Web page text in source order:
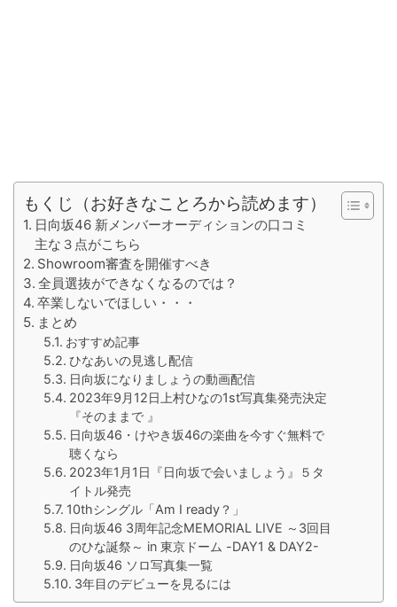
もくじ（お好きなことろから読めます）
日向坂46 新メンバーオーディションの口コミ
主な３点がこちら
Showroom審査を開催すべき
全員選抜ができなくなるのでは？
卒業しないでほしい・・・
まとめ
おすすめ記事
ひなあいの見逃し配信
日向坂になりましょうの動画配信
2023年9月12日上村ひなの1st写真集発売決定
『そのままで 』
日向坂46・けやき坂46の楽曲を今すぐ無料で
聴くなら
2023年1月1日『日向坂で会いましょう』５タ
イトル発売
10thシングル「Am I ready？」
日向坂46 3周年記念MEMORIAL LIVE ～3回目
のひな誕祭～ in 東京ドーム -DAY1 & DAY2-
日向坂46 ソロ写真集一覧
3年目のデビューを見るには